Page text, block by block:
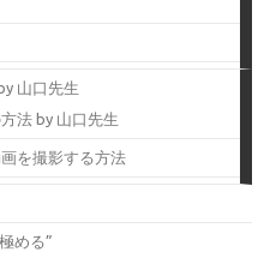
山口先生
法 by 山口先生
を撮影する方法
める”